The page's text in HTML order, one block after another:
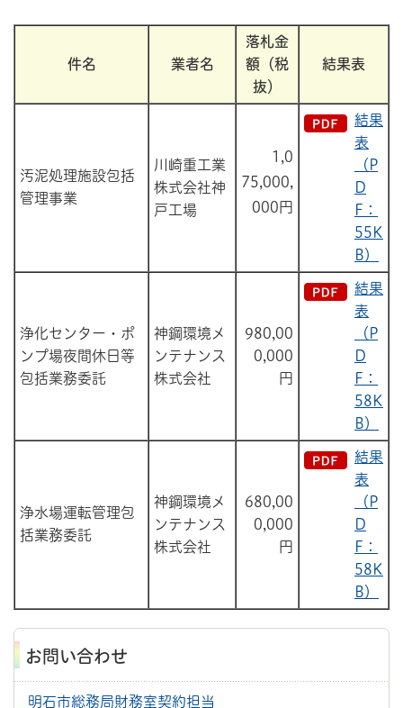
件名 業者名
落札金
額（税
抜）
結果表
汚泥処理施設包括
管理事業
川崎重工業
株式会社神
戸工場
1,0
75,000,
000円
結果
表
（P
D
F：
55K
B）
浄化センター・ポ
ンプ場夜間休日等
包括業務委託
神鋼環境メ
ンテナンス
株式会社
980,00
0,000
円
結果
表
（P
D
F：
58K
B）
浄水場運転管理包
括業務委託
神鋼環境メ
ンテナンス
株式会社
680,00
0,000
円
結果
表
（P
D
F：
58K
B）
お問い合わせ
明石市総務局財務室契約担当